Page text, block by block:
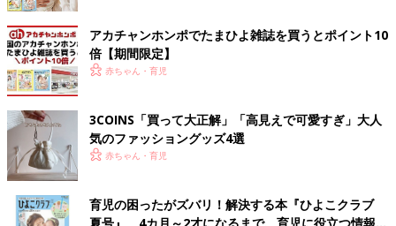
どれも使うのがもったいなくなる可愛さですよね。小物の整理は
もちろん、ちょっとした贈り物をするときにも役立ちそう◎
ワッペンが高見え♪ 裏面までキュートなミニポーチ
アカチャンホンポでたまひよ雑誌を買うとポイント10
倍【期間限定】
赤ちゃん・育児
3COINS「買って大正解」「高見えで可愛すぎ」大人
気のファッショングッズ4選
赤ちゃん・育児
育児の困ったがズバリ！解決する本『ひよこクラブ
夏号』 4カ月～2才になるまで、育児に役立つ情報が